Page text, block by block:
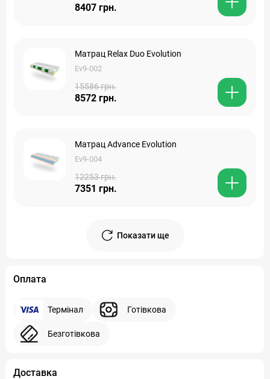
8407 грн.
Матрац Relax Duo Evolution
Ev9-002
15586 грн.
8572 грн.
Матрац Advance Evolution
Ev9-004
12253 грн.
7351 грн.
Показати ще
Оплата
Термінал Готівкова
Безготівкова
Доставка